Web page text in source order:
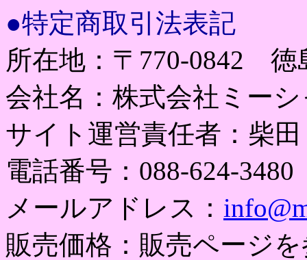
●特定商取引法表記
所在地：〒770-0842 徳
会社名：株式会社ミー
サイト運営責任者：柴
電話番号：088-624-3480
メールアドレス：
販売価格：販売ページ